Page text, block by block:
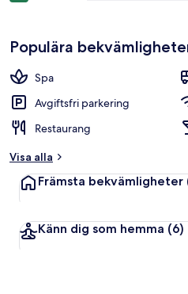
Populära
Spa
Avgiftsfri parkering
Restaurang
Visa alla
Främsta bekvämligheter
Känn dig som hemma (6)